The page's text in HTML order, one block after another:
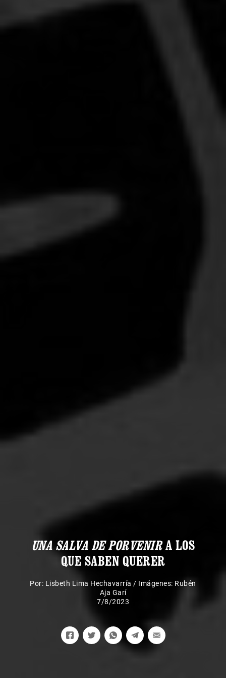
UNA SALVA DE PORVENIRA LOS
QUE SABEN QUERER
Por: Lisbeth Lima Hechavarría / Imágenes: Rubén
Aja Garí
7/8/2023